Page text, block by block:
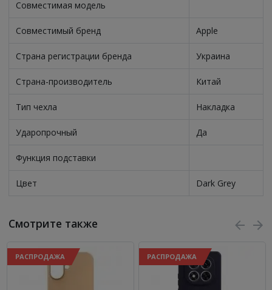
Совместимая модель
Совместимый бренд Apple
Страна регистрации бренда Украина
Страна-производитель Китай
Тип чехла Накладка
Ударопрочный Да
Функция подставки
Цвет Dark Grey
Смотрите также
РАСПРОДАЖА РАСПРОДАЖА